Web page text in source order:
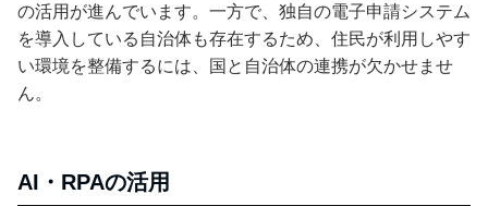
の活用が進んでいます。一方で、独自の電子申請システム
を導入している自治体も存在するため、住民が利用しやす
い環境を整備するには、国と自治体の連携が欠かせませ
ん。
AI・RPAの活用